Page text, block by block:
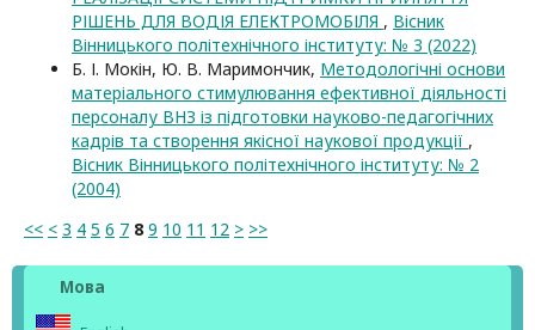
РІШЕНЬ ДЛЯ ВОДІЯ ЕЛЕКТРОМОБІЛЯ , Вісник
Вінницького політехнічного інституту: № 3 (2022)
Б. І. Мокін, Ю. В. Маримончик, Методологічні основи
матеріального стимулювання ефективної діяльності
персоналу ВНЗ із підготовки науково-педагогічних
кадрів та створення якісної наукової продукції ,
Вісник Вінницького політехнічного інституту: № 2
(2004)
<< < 3 4 5 6 7 8 9 10 11 12 > >>
Мова